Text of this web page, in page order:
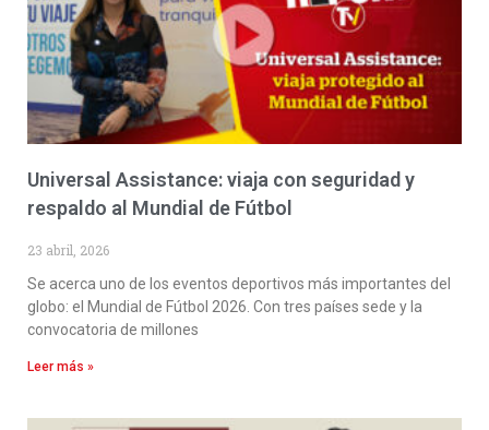
Universal Assistance: viaja con seguridad y
respaldo al Mundial de Fútbol
23 abril, 2026
Se acerca uno de los eventos deportivos más importantes del
globo: el Mundial de Fútbol 2026. Con tres países sede y la
convocatoria de millones
Leer más »